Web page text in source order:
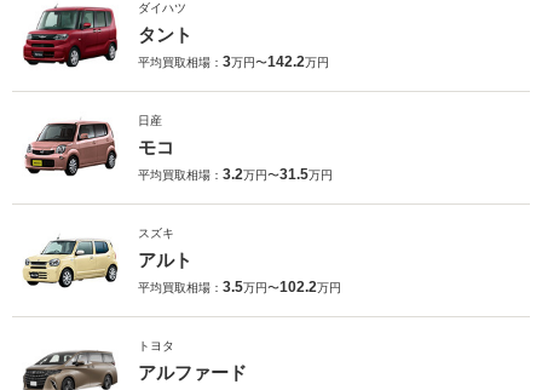
ダイハツ
タント
平均買取相場： 3万円〜142.2万円
日産
モコ
平均買取相場： 3.2万円〜31.5万円
スズキ
アルト
平均買取相場： 3.5万円〜102.2万円
トヨタ
アルファード